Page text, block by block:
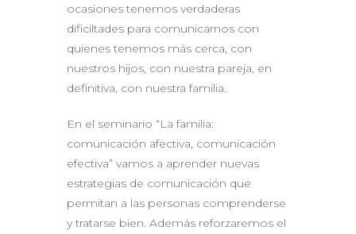
ocasiones tenemos verdaderas
dificiltades para comunicarnos con
quienes tenemos más cerca, con
nuestros hijos, con nuestra pareja, en
definitiva, con nuestra familia.
En el seminario “La familia:
comunicación afectiva, comunicación
efectiva” vamos a aprender nuevas
estrategias de comunicación que
permitan a las personas comprenderse
y tratarse bien. Además reforzaremos el